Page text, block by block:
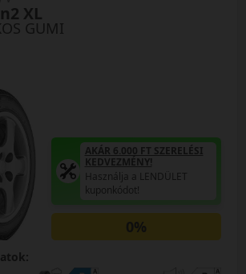
GUMI
XL
AKÁR 6.000 FT SZERELÉSI
KEDVEZMÉNY!
Használja a LENDÜLET
kuponkódot!
0%